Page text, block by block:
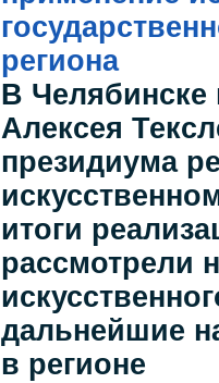
региона
В Челябинске
Алексея
президиума
итоги
рассмотрели
дальнейшие
в регионе